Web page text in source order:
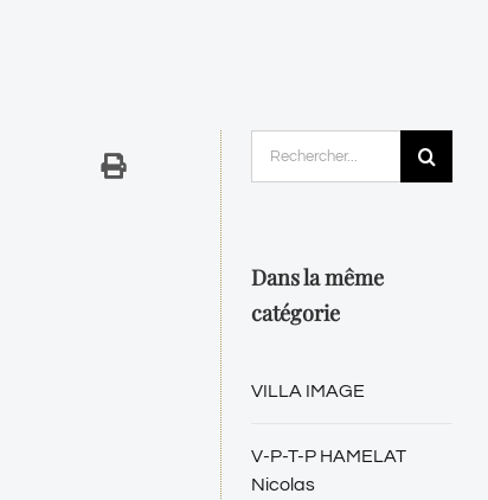
Dans la même
catégorie
VILLA IMAGE
V-P-T-P HAMELAT
Nicolas